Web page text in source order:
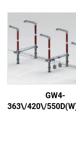
GW4-
363\/420\/